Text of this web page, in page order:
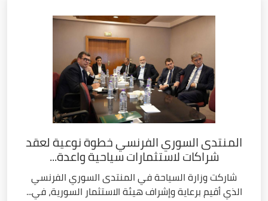
المنتدى السوري الفرنسي خطوة نوعية لعقد
شراكات لاستثمارات سياحية واعدة...
شاركت وزارة السياحة في المنتدى السوري الفرنسي
الذي أقيم برعاية وإشراف هيئة الاستثمار السورية، في...